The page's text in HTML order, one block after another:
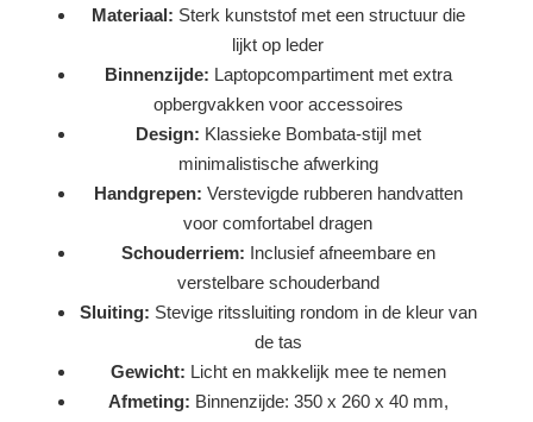
Materiaal: Sterk kunststof met een structuur die
lijkt op leder
Binnenzijde: Laptopcompartiment met extra
opbergvakken voor accessoires
Design: Klassieke Bombata-stijl met
minimalistische afwerking
Handgrepen: Verstevigde rubberen handvatten
voor comfortabel dragen
Schouderriem: Inclusief afneembare en
verstelbare schouderband
Sluiting: Stevige ritssluiting rondom in de kleur van
de tas
Gewicht: Licht en makkelijk mee te nemen
Afmeting: Binnenzijde: 350 x 260 x 40 mm,